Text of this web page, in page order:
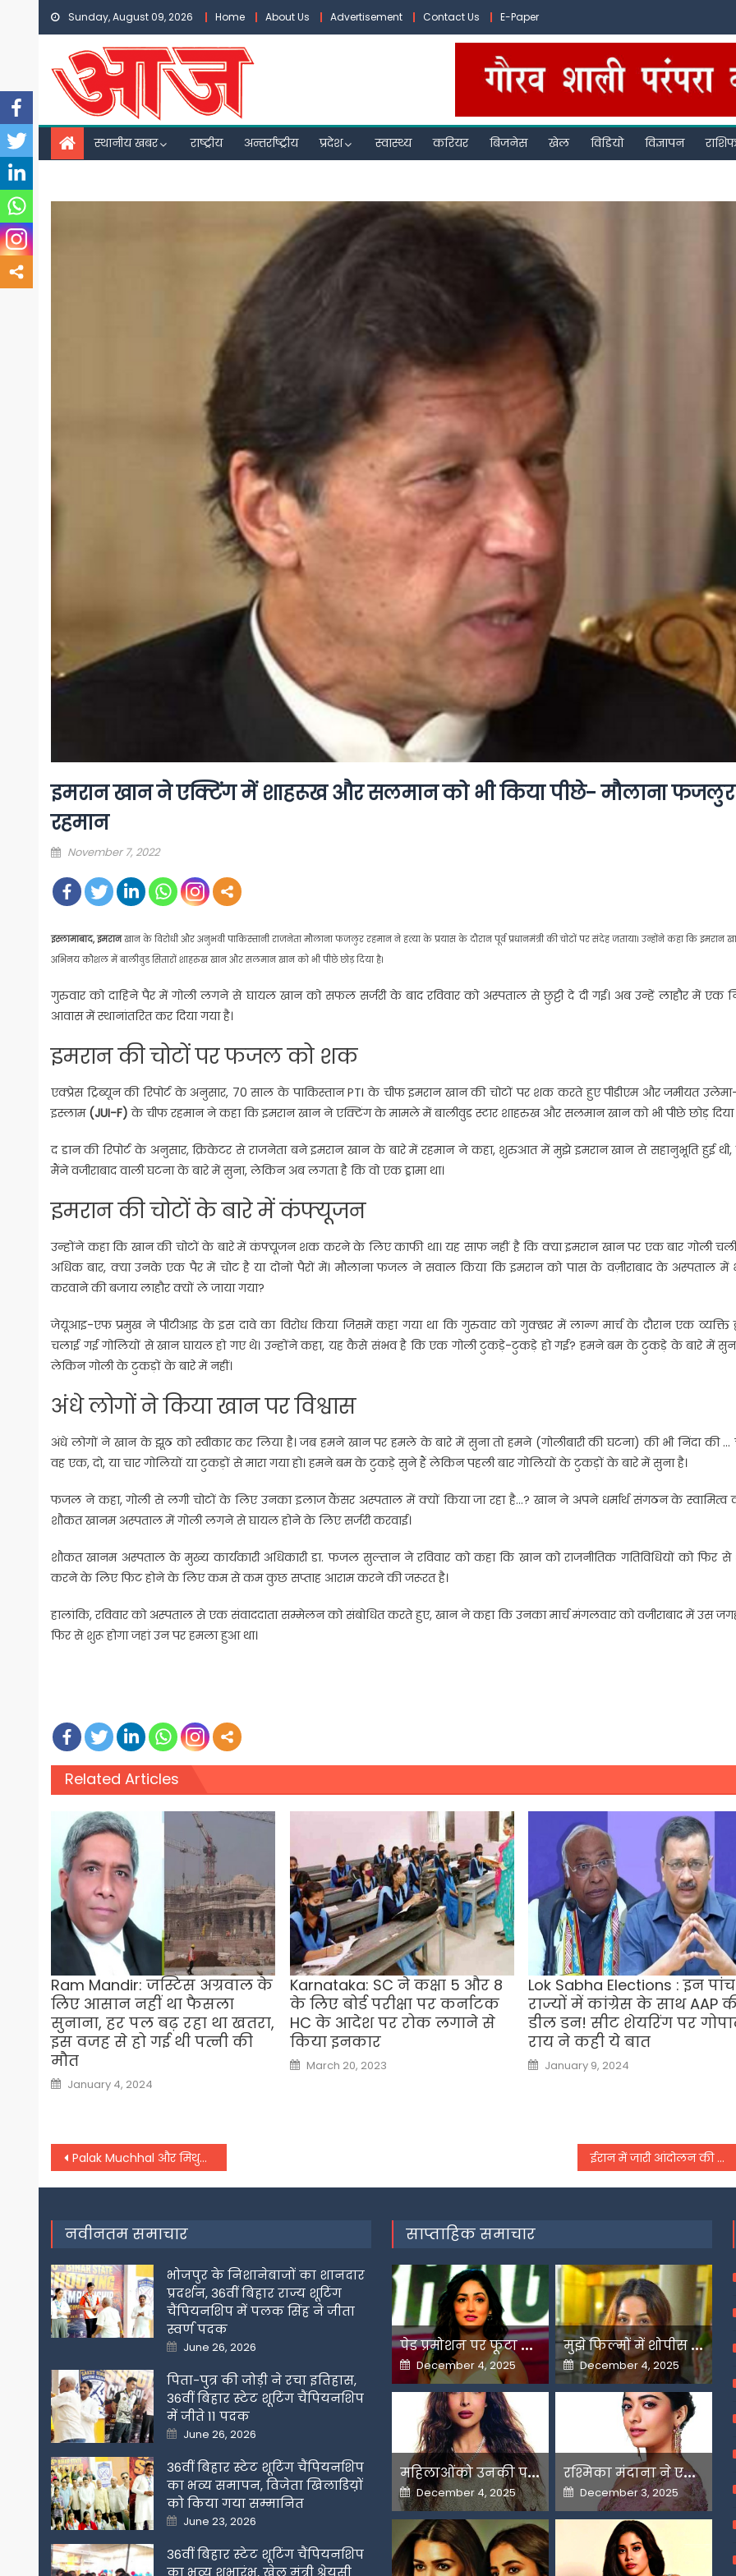
Skip
content
Sunday, August 09, 2026 Home About Us Advertisement Contact Us E-Paper
स्थानीय खबर राष्ट्रीय अन्तर्राष्ट्रीय प्रदेश स्वास्थ्य करियर बिजनेस खेल विडियो विज्ञापन
इमरान खान ने एक्टिंग में शाहरूख और सलमान को भी किया पीछे- मौलाना फजलुर
रहमान
Posted
November 7, 2022
इस्लामाबाद, इमरानखान के विरोधी और अनुभवी पाकिस्तानी राजनेता मौलाना फजलुर रहमान ने हत्या के प्रयास के दौरान पूर्व प्रधानमंत्री की चोटों पर संदेह जताया। उन्होंने कहा कि इमरान
अभिनय कौशल में बालीवुड सितारों शाहरुख खान और सलमान खान को भी पीछे छोड़ दिया है।
गुरुवार को दाहिने पैर में गोली लगने से घायल खान को सफल सर्जरी के बाद रविवार को अस्पताल से छुट्टी दे दी गई। अब उन्हें लाहौर में एक
आवास में स्थानांतरित कर दिया गया है।
इमरान की चोटों पर फजल को शक
एक्प्रेस ट्रिब्यून की रिपोर्ट के अनुसार, 70 साल के पाकिस्तान PTI के चीफ इमरान खान की चोटों पर शक करते हुए पीडीएम और जमीयत
इस्लाम(JUI-F)के चीफ रहमान ने कहा कि इमरान खान ने एक्टिंग के मामले में बालीवुड स्टार शाहरुख और सलमान खान को भी पीछे छोड़ दिया
द डान की रिपोर्ट के अनुसार, क्रिकेटर से राजनेता बने इमरान खान के बारे में रहमान ने कहा, शुरुआत में मुझे इमरान खान से सहानुभूति हुई
मैंने वजीराबाद वाली घटना के बारे में सुना, लेकिन अब लगता है कि वो एक ड्रामा था।
इमरान की चोटों के बारे में कंफ्यूजन
उन्होंने कहा कि खान की चोटों के बारे में कंफ्यूजन शक करने के लिए काफी था। यह साफ नहीं है कि क्या इमरान खान पर एक बार गोली
अधिक बार, क्या उनके एक पैर में चोट है या दोनों पैरों में। मौलाना फजल ने सवाल किया कि इमरान को पास के वज़ीराबाद के अस्पताल में
करवाने की बजाय लाहौर क्यों ले जाया गया?
जेयूआइ-एफ प्रमुख ने पीटीआइ के इस दावे का विरोध किया जिसमें कहा गया था कि गुरुवार को गुक्खर में लान्ग मार्च के दौरान एक व्यक्ति
चलाई गई गोलियों से खान घायल हो गए थे। उन्होंने कहा, यह कैसे संभव है कि एक गोली टुकड़े-टुकड़े हो गई? हमने बम के टुकड़े के बारे में
लेकिन गोली के टुकड़ों के बारे में नहीं।
अंधे लोगों ने किया खान पर विश्वास
अंधे लोगों ने खान के झूठ को स्वीकार कर लिया है। जब हमने खान पर हमले के बारे में सुना तो हमने (गोलीबारी की घटना) की भी निंदा की …
वह एक, दो, या चार गोलियों या टुकड़ों से मारा गया हो। हमने बम के टुकड़े सुने हैं लेकिन पहली बार गोलियों के टुकड़ों के बारे में सुना है।
फजल ने कहा, गोली से लगी चोटों के लिए उनका इलाज कैंसर अस्पताल में क्यों किया जा रहा है…? खान ने अपने धर्मार्थ संगठन के स्वामित्व
शौकत खानम अस्पताल में गोली लगने से घायल होने के लिए सर्जरी करवाई।
शौकत खानम अस्पताल के मुख्य कार्यकारी अधिकारी डा. फजल सुल्तान ने रविवार को कहा कि खान को राजनीतिक गतिविधियों को फिर
करने के लिए फिट होने के लिए कम से कम कुछ सप्ताह आराम करने की जरूरत है।
हालांकि, रविवार को अस्पताल से एक संवाददाता सम्मेलन को संबोधित करते हुए, खान ने कहा कि उनका मार्च मंगलवार को वजीराबाद में उस
फिर से शुरू होगा जहां उन पर हमला हुआ था।
Related Articles
Ram Mandir: जस्टिस अग्रवाल के
लिए आसान नहीं था फैसला
सुनाना, हर पल बढ़ रहा था खतरा,
इस वजह से हो गई थी पत्नी की
मौत
Posted
on
January 4, 2024
Karnataka: SC ने कक्षा 5 और 8
के लिए बोर्ड परीक्षा पर कर्नाटक
HC के आदेश पर रोक लगाने से
किया इनकार
Posted
on
March 20, 2023
Lok Sabha Elections : इन पांच
राज्यों में कांग्रेस के साथ AAP
डील डन! सीट शेयरिंग पर
राय ने कही ये बात
Posted
on
January 9, 2024
Post
navigation
Palak Muchhal और मिथुन शर्मा के वेडिंग रिसेप्शन में पहुंची फिल्म इंडस्ट्री की कई बड़ी हस्तियां ईरान में जारी आंदोलन की आंच भारत तक पहुंची, केरल में महिलाओं ने हिजाब जलाकर किया प्रदर्शन
नवीनतम समाचार
भोजपुर के निशानेबाजों का शानदार
प्रदर्शन, 36वीं बिहार राज्य शूटिंग
चैंपियनशिप में पलक सिंह ने जीता
स्वर्ण पदक
Posted
on
June 26, 2026
पिता-पुत्र की जोड़ी ने रचा इतिहास,
36वीं बिहार स्टेट शूटिंग चैंपियनशिप
में जीते 11 पदक
Posted
on
June 26, 2026
36वीं बिहार स्टेट शूटिंग चैंपियनशिप
का भव्य समापन, विजेता खिलाडिय़ों
को किया गया सम्मानित
Posted
on
June 23, 2026
36वीं बिहार स्टेट शूटिंग चैंपियनशिप
का भव्य शुभारंभ, खेल मंत्री श्रेयसी
साप्ताहिक समाचार
प
ेड प्रमोशन पर फूटा यामी गौतम का गुस्सा
Posted
on
December 4, 2025
म
ुझे फिल्मों में शोपीस की तरह इस्तेमाल किया गया-शहनाज गिल
Posted
on
December 4, 2025
म
हिलाओंको उनकी पसंद के लिए उन्हें जज किया जाता है-मलाइका
Posted
on
December 4, 2025
र
श्मिका मंदाना ने एआई के बढ़ते दुरुपयोग पर जतायी नाराजगी
Posted
on
December 3, 2025